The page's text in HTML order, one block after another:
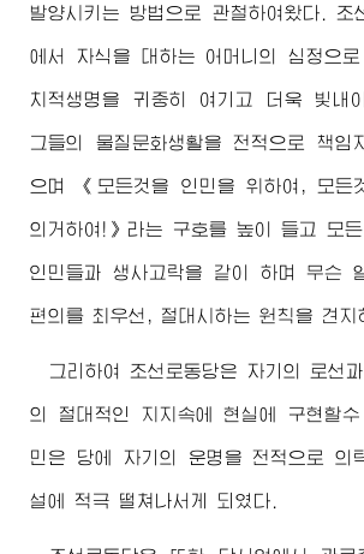
발양시키는 방법으로 관철하여왔다. 조
에서 자식을 대하는 어머니의 심정으
치적생명을 귀중히 여기고 더욱 빛내
그들의 물질문화생활을 전적으로 책임
으며 《모든것을 인민을 위하여, 모든
의거하여!》라는 구호를 높이 들고 모
인민들과 생사고락을 같이 하며 무슨
편의를 최우선, 절대시하는 원칙을 견지
그리하여 조선로동당은 자기의 로선
의 절대적인 지지속에 현실에 구현할
민은 당에 자기의 운명을 전적으로 의
설에 적극 떨쳐나서게 되였다.